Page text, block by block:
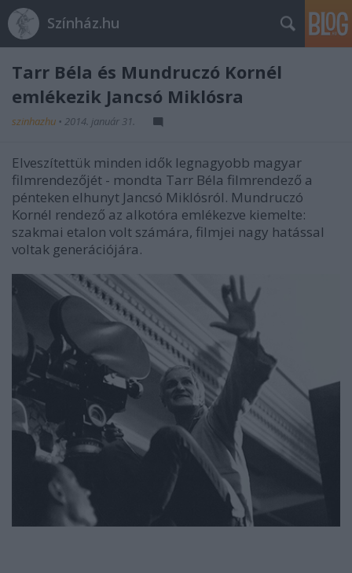
Színház.hu
Tarr Béla és Mundruczó Kornél
emlékezik Jancsó Miklósra
szinhazhu • 2014. január 31.
Elveszítettük minden idők legnagyobb magyar
filmrendezőjét - mondta Tarr Béla filmrendező a
pénteken elhunyt Jancsó Miklósról. Mundruczó
Kornél rendező az alkotóra emlékezve kiemelte:
szakmai etalon volt számára, filmjei nagy hatással
voltak generációjára.